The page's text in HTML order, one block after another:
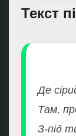
Текст
Де
Там,
З-під